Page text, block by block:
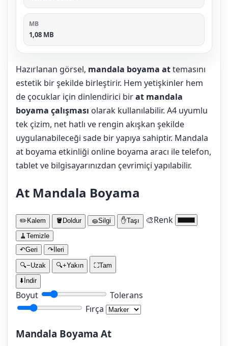
MB
1,08 MB
Hazırlanan görsel, mandala boyama attemasını
estetik bir şekilde birleştirir. Hem yetişkinler hem
de çocuklar için dinlendirici birat mandala
boyama çalışması olarak kullanılabilir. A4 uyumlu
tek çizim, net hatlı ve rengin akışkan şekilde
uygulanabileceği sade bir yapıya sahiptir. Mandala
at boyama etkinliği online boyama aracı ile telefon,
tablet ve bilgisayarınızdan çevrimiçi yapılabilir.
At Mandala Boyama
✏️ Kalem 🪣 Doldur 🧽Silgi ✋Taşı 🎨Renk
🧹 Temizle
↶Geri ↷ İleri
🔍−Uzak 🔍+Yakın ⛶Tam
⬇️ İndir
Boyut
Tolerans
Fırça
Mandala Boyama At